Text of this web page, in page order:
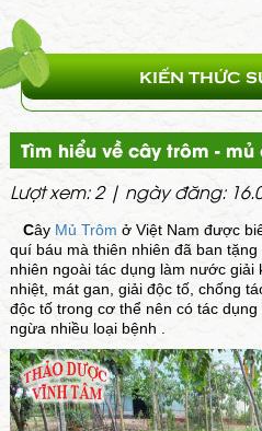
KIẾN THỨC
Tìm hiểu về cây trôm -
Lượt xem: 2 | ngày đăng:
Cây Mủ Trôm ở Việt Nam được
quí báu mà thiên nhiên đã ban
nhiên ngoài tác dụng làm nước giải
nhiệt, mát gan, giải độc tố, chống
độc tố trong cơ thể nên có tác
ngừa nhiều loại bệnh .